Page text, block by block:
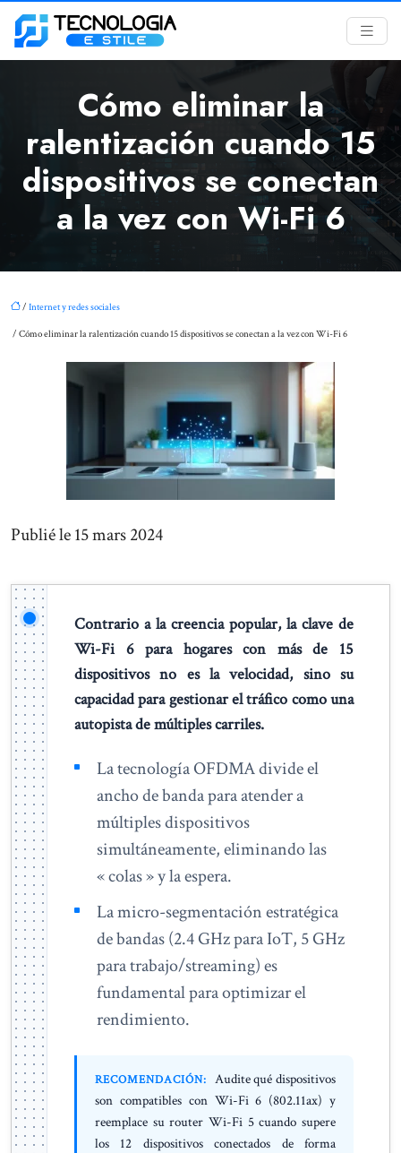
Cómo eliminar la
ralentización cuando 15
dispositivos se conectan
a la vez con Wi-Fi 6
/ Internet y redes sociales
/ Cómo eliminar la ralentización cuando 15 dispositivos se conectan a la vez con Wi-Fi 6
Publié le 15 mars 2024
Contrario a la creencia popular, la clave de
Wi-Fi 6 para hogares con más de 15
dispositivos no es la velocidad, sino su
capacidad para gestionar el tráfico como una
autopista de múltiples carriles.
La tecnología OFDMA divide el
ancho de banda para atender a
múltiples dispositivos
simultáneamente, eliminando las
« colas » y la espera.
La micro-segmentación estratégica
de bandas (2.4 GHz para IoT, 5 GHz
para trabajo/streaming) es
fundamental para optimizar el
rendimiento.
RECOMENDACIÓN:
Audite qué dispositivos
son compatibles con Wi-Fi 6 (802.11ax) y
reemplace su router Wi-Fi 5 cuando supere
los 12 dispositivos conectados de forma